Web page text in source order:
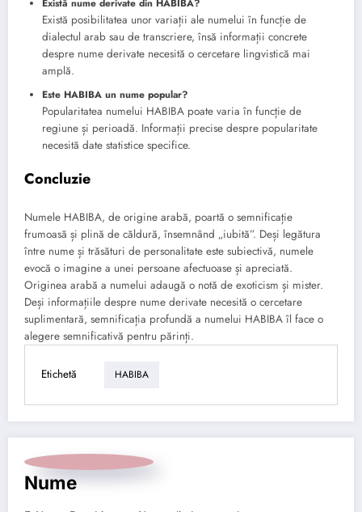
Există nume derivate din HABIBA?
Există posibilitatea unor variații ale numelui în funcție de
dialectul arab sau de transcriere, însă informații concrete
despre nume derivate necesită o cercetare lingvistică mai
amplă.
Este HABIBA un nume popular?
Popularitatea numelui HABIBA poate varia în funcție de
regiune și perioadă. Informații precise despre popularitate
necesită date statistice specifice.
Concluzie
Numele HABIBA, de origine arabă, poartă o semnificație
frumoasă și plină de căldură, însemnând „iubită”. Deși legătura
între nume și trăsături de personalitate este subiectivă, numele
evocă o imagine a unei persoane afectuoase și apreciată.
Originea arabă a numelui adaugă o notă de exoticism și mister.
Deși informațiile despre nume derivate necesită o cercetare
suplimentară, semnificația profundă a numelui HABIBA îl face o
alegere semnificativă pentru părinți.
Etichetă HABIBA
Nume